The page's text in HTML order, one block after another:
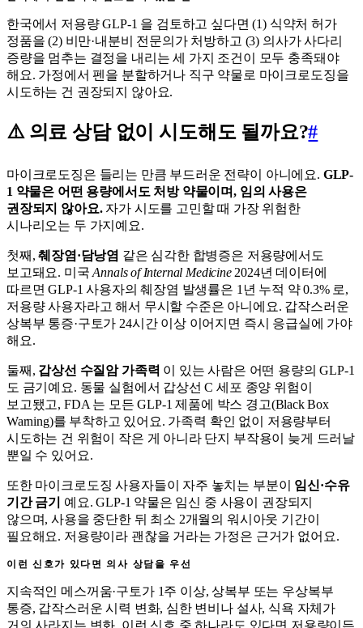
한국에서 저용량 GLP-1 을 검토하고 싶다면 (1) 식약처 허가
정품을 (2) 비만·내분비 전문의가 처방하고 (3) 의사가 사다리
증량을 멈추는 결정을 내리는 세 가지 조건이 모두 충족돼야
해요. 가정에서 펜을 분할하거나 직구 약물로 마이크로도징을
시도하는 건 권장되지 않아요.
⚠️ 의료 상담 없이 시도해도 될까요?#
마이크로도징은 들리는 만큼 부드러운 전략이 아니에요. GLP-
1 약물은 어떤 용량에서도 처방 약물이며, 임의 사용은
권장되지 않아요.자가 시도를 고민할 때 가장 위험한
시나리오는 두 가지예요.
첫째,췌장염·담낭염 같은 심각한 합병증은 저용량에서도
보고돼요. 미국Annals of Internal Medicine2024년 데이터에
따르면 GLP-1 사용자의 췌장염 발생률은 1년 누적 약 0.3% 로,
저용량 사용자라고 해서 무시할 수준은 아니에요. 갑작스러운
상복부 통증·구토가 24시간 이상 이어지면 즉시 응급실에 가야
해요.
둘째, 갑상선 수질암 가족력 이 있는 사람은 어떤 용량의 GLP-1
도 금기예요. 동물 실험에서 갑상선 C 세포 종양 위험이
보고됐고, FDA 는 모든 GLP-1 제품에 박스 경고(Black Box
Warning)를 부착하고 있어요. 가족력 확인 없이 저용량부터
시도하는 건 위험이 작은 게 아니라 단지 부작용이 늦게 드러날
뿐일 수 있어요.
또한 마이크로도징 사용자들이 자주 놓치는 부분이 임신·수유
기간 금기
예요. GLP-1 약물은 임신 중 사용이 권장되지
않으며, 사용을 중단한 뒤 최소 2개월의 워시아웃 기간이
필요해요. 저용량이라 괜찮을 거라는 가정은 근거가 없어요.
이런 신호가 있다면 의사 상담을 우선
지속적인 메스꺼움·구토가 1주 이상, 상복부 또는 우상복부
통증, 갑작스러운 시력 변화, 심한 변비나 설사, 식욕 자체가
거의 사라지는 변화. 이런 신호 중 하나라도 있다면 저용량이든